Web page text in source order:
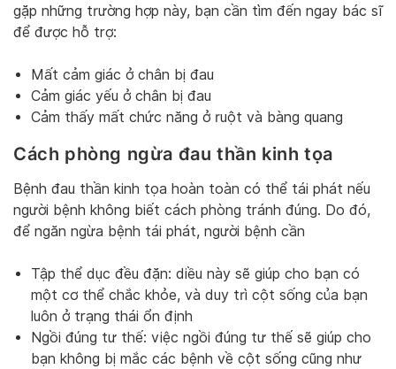
gặp những trường hợp này, bạn cần tìm đến ngay bác sĩ
để được hỗ trợ:
Mất cảm giác ở chân bị đau
Cảm giác yếu ở chân bị đau
Cảm thấy mất chức năng ở ruột và bàng quang
Cách phòng ngừa đau thần kinh tọa
Bệnh đau thần kinh tọa hoàn toàn có thể tái phát nếu
người bệnh không biết cách phòng tránh đúng. Do đó,
để ngăn ngừa bệnh tái phát, người bệnh cần
Tập thể dục đều đặn: diều này sẽ giúp cho bạn có
một cơ thể chắc khỏe, và duy trì cột sống của bạn
luôn ở trạng thái ổn định
Ngồi đúng tư thế: việc ngồi đúng tư thế sẽ giúp cho
bạn không bị mắc các bệnh về cột sống cũng như